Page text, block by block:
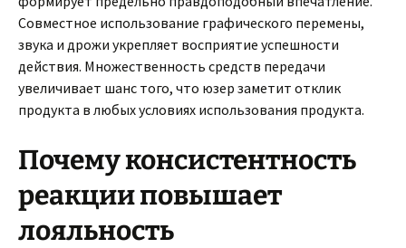
Совместное использование графического перемены,
звука и дрожи укрепляет восприятие успешности
действия. Множественность средств передачи
увеличивает шанс того, что юзер заметит отклик
продукта в любых условиях использования продукта.
Почему консистентность
реакции повышает
лояльность